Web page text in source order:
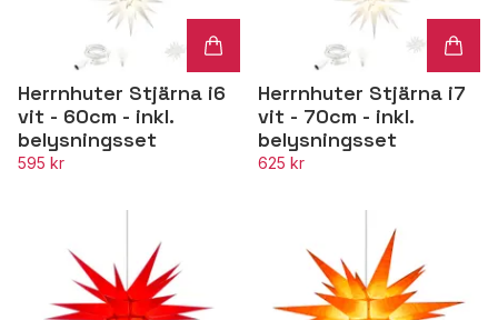
Herrnhuter Stjärna i6
vit - 60cm - inkl.
belysningsset
595 kr
Herrnhuter Stjärna i7
vit - 70cm - inkl.
belysningsset
625 kr